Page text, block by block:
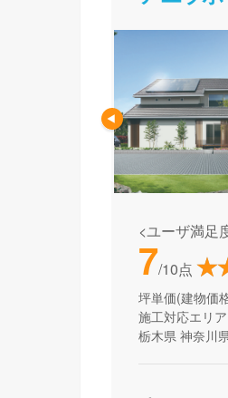
<ユーザ満足
7/10点
坪単価(建物価
施工対応エリア
栃木県 神奈川